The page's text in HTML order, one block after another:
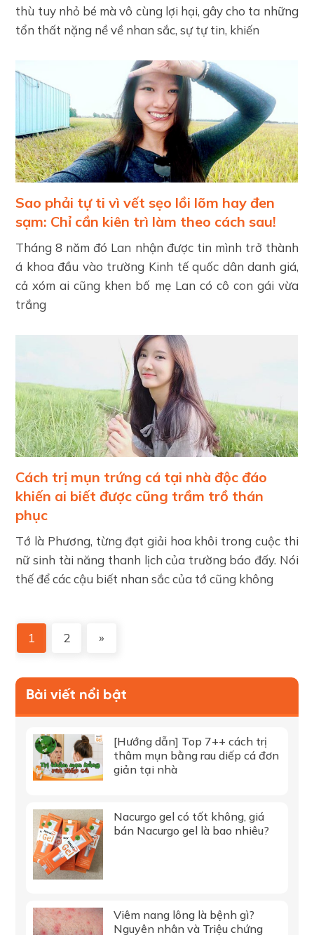
thù tuy nhỏ bé mà vô cùng lợi hại, gây cho ta những
tổn thất nặng nề về nhan sắc, sự tự tin, khiến
Sao phải tự ti vì vết sẹo lồi lõm hay đen
sạm: Chỉ cần kiên trì làm theo cách sau!
Tháng 8 năm đó Lan nhận được tin mình trở thành
á khoa đầu vào trường Kinh tế quốc dân danh giá,
cả xóm ai cũng khen bố mẹ Lan có cô con gái vừa
trắng
Cách trị mụn trứng cá tại nhà độc đáo
khiến ai biết được cũng trầm trồ thán
phục
Tớ là Phương, từng đạt giải hoa khôi trong cuộc thi
nữ sinh tài năng thanh lịch của trường báo đấy. Nói
thế để các cậu biết nhan sắc của tớ cũng không
1 2 »
Bài viết nổi bật
[Hướng dẫn] Top 7++ cách trị
thâm mụn bằng rau diếp cá đơn
giản tại nhà
Nacurgo gel có tốt không, giá
bán Nacurgo gel là bao nhiêu?
Viêm nang lông là bệnh gì?
Nguyên nhân và Triệu chứng